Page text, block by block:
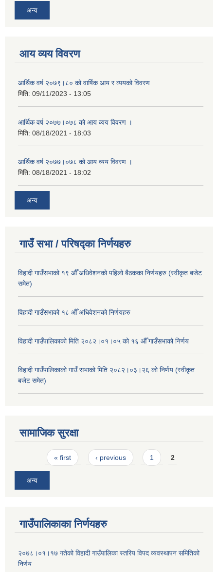
अन्य
आय व्यय विवरण
आर्थिक वर्ष २०७९।८० को वार्षिक आय र व्ययको विवरण
मिति: 09/11/2023 - 13:05
आर्थिक वर्ष २०७७।०७८ को आय व्यय विवरण ।
मिति: 08/18/2021 - 18:03
आर्थिक वर्ष २०७७।०७८ को आय व्यय विवरण ।
मिति: 08/18/2021 - 18:02
अन्य
गाउँ सभा / परिषद्का निर्णयहरु
विहादी गाउँसभाको १९ औँ अधिवेशनको पहिलो बैठकका निर्णयहरु (स्वीकृत बजेट
समेत)
विहादी गाउँसभाको १८ औँ अधिवेशनको निर्णयहरु
विहादी गाउँपालिकाको मिति २०८२।०१।०५ को १६ औँ गाउँसभाको निर्णय
विहादी गाउँपालिकाको गाउँ सभाको मिति २०८२।०३।२६ को निर्णय (स्वीकृत
बजेट समेत)
सामाजिक सुरक्षा
Pages« first ‹ previous 1 2
अन्य
गाउँपालिकाका निर्णयहरु
२०७८।०१।१७ गतेको विहादी गाउँपालिका स्तरिय विपद व्यवस्थापन समितिको
निर्णय